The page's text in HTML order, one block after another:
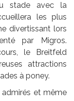
stade avec la
les plus
divertissant lors
par Migros.
le Breitfeld
attractions
à poney.
et même